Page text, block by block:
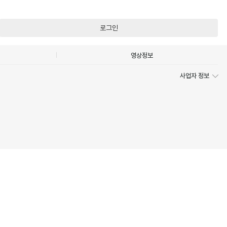
로그인
영상정보
사업자 정보